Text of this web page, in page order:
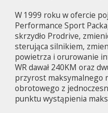
W 1999 roku w ofercie
Performance Sport
skrzydło Prodrive,
sterująca silnikiem,
powietrza i orurowanie
WR dawał 240KM oraz
przyrost maksymalnego
obrotowego z
punktu wystąpienia